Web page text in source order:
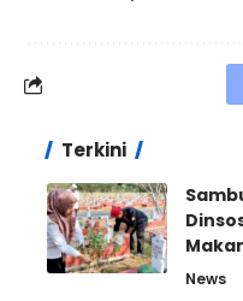
Terkini
News